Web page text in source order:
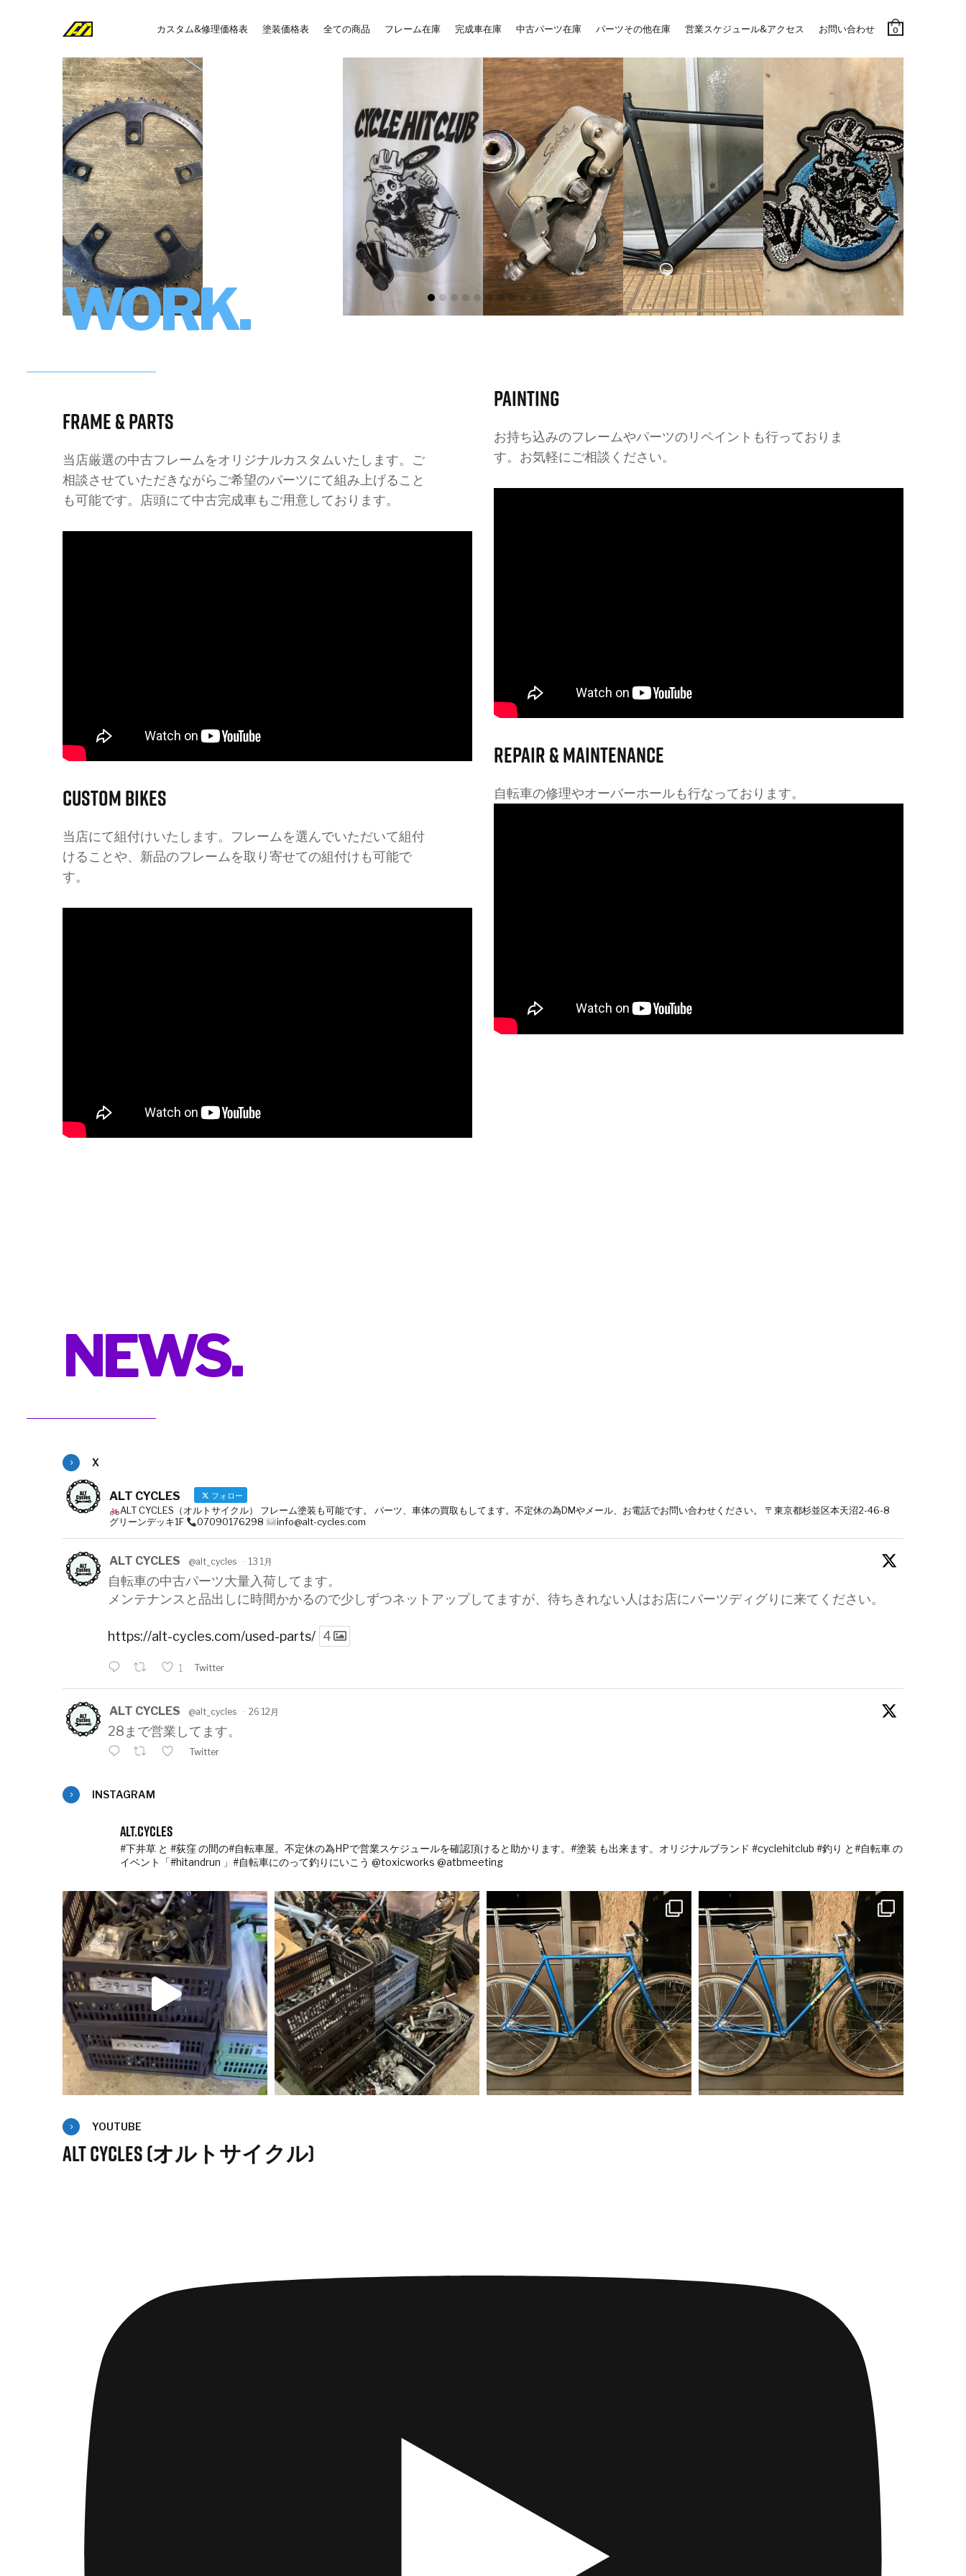
カスタム&修理価格表 塗装価格表 全ての商品 フレーム在庫 完成車在庫 中古パーツ在庫 パーツその他在庫 営業スケジュール&アクセス お問い合わせ 0
WORK.
FRAME & PARTS
当店厳選の中古フレームをオリジナルカスタムいたします。ご
相談させていただきながらご希望のパーツにて組み上げること
も可能です。店頭にて中古完成車もご用意しております。
CUSTOM BIKES
当店にて組付けいたします。フレームを選んでいただいて組付
けることや、新品のフレームを取り寄せての組付けも可能で
す。
PAINTING
お持ち込みのフレームやパーツのリペイントも行っておりま
す。お気軽にご相談ください。
REPAIR & MAINTENANCE
自転車の修理やオーバーホールも行なっております。
NEWS.
X
ALT CYCLES フォロー
ALT CYCLES（オルトサイクル） フレーム塗装も可能です。 パーツ、車体の買取もしてます。不定休の為DMやメール、お電話でお問い合わせください。 〒東京都杉並区本天沼2-46-8
グリーンデッキ1F
07090176298 info@alt-cycles.com
ALT CYCLES @alt_cycles · 13 1月
自転車の中古パーツ大量入荷してます。
メンテナンスと品出しに時間かかるので少しずつネットアップしてますが、待ちきれない人はお店にパーツディグりに来てください。
https://alt-cycles.com/used-parts/ 4
1 Twitter
ALT CYCLES @alt_cycles · 26 12月
28まで営業してます。
Twitter
ALT CYCLES
Twitter
ALT CYCLES @alt_cycles · 12 4月 2025
自転車って、フレームやサドルやハンドルやコンポーネントに目が行きがちで、でも実際は空気を詰めたゴムを転がす為の道具なの
で、その転がされるタイヤや空気圧が主役です。
4 Twitter
Load More
INSTAGRAM
alt.cycles
#下井草 と #荻窪 の間の#自転車屋。不定休の為HPで営業スケジュールを確認頂けると助かります。#塗装 も出来ます。オリジナルブランド #cyclehitclub #釣り と#自転車 の
イベント「#hitandrun 」#自転車にのって釣りにいこう @toxicworks @atbmeeting
YOUTUBE
ALT CYCLES (オルトサイクル)